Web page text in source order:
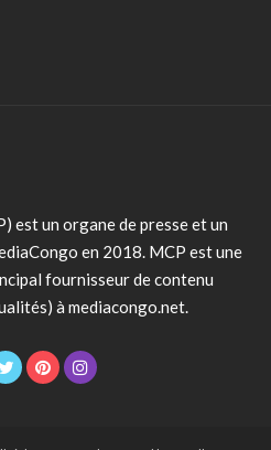
est un organe de presse et un
en 2018. MCP est une
fournisseur de contenu
à mediacongo.net.